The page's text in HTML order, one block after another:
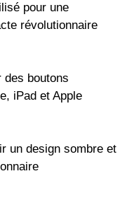
pour une
révolutionnaire
des boutons
iPad et Apple
un design sombre et